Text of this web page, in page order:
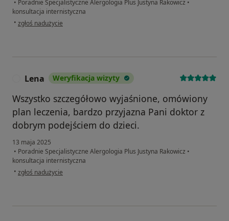
• Poradnie Specjalistyczne Alergologia Plus Justyna Rakowicz •
konsultacja internistyczna
• w opinii użytkownika Natalia
zgłoś nadużycie
Lena Weryfikacja wizyty
Wszystko szczegółowo wyjaśnione, omówiony
plan leczenia, bardzo przyjazna Pani doktor z
dobrym podejściem do dzieci.
13 maja 2025
• Poradnie Specjalistyczne Alergologia Plus Justyna Rakowicz •
konsultacja internistyczna
• w opinii użytkownika Lena
zgłoś nadużycie